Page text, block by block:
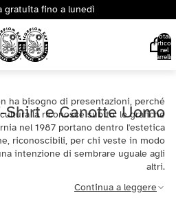
gratuita fino a lunedì
Totale
articoli
nel
carrello:
Shirt e Canotte Uomo
ha bisogno di presentazioni, perché
la riconosce subito: le grafiche
nel 1987 portano dentro l'estetica
riconoscibili, per chi veste in modo
intenzione di sembrare uguale agli
altri.
Continua a leggere